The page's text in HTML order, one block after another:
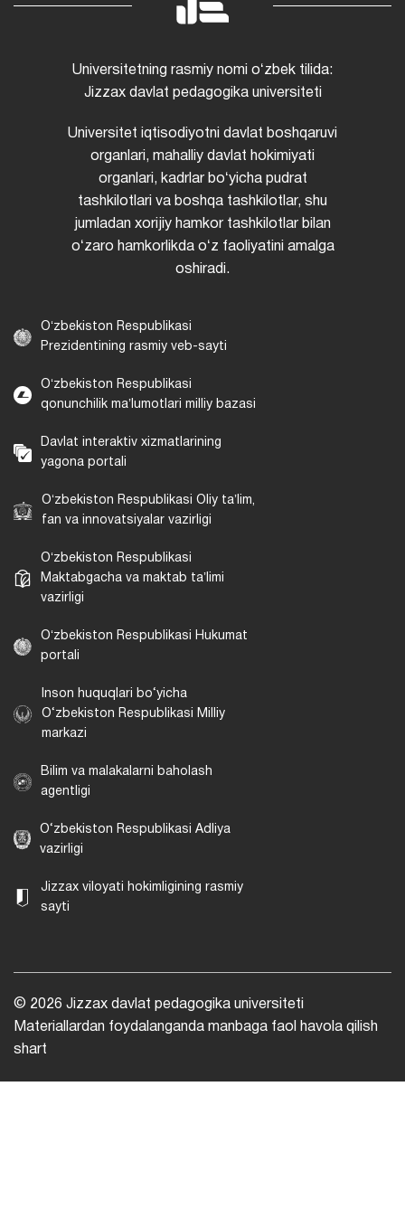
Universitetning rasmiy nomi oʻzbek tilida:
Jizzax davlat pedagogika universiteti
Universitet iqtisodiyotni davlat boshqaruvi
organlari, mahalliy davlat hokimiyati
organlari, kadrlar boʻyicha pudrat
tashkilotlari va boshqa tashkilotlar, shu
jumladan xorijiy hamkor tashkilotlar bilan
oʻzaro hamkorlikda oʻz faoliyatini amalga
oshiradi.
Oʻzbekiston Respublikasi
Prezidentining rasmiy veb-sayti
Oʻzbekiston Respublikasi
qonunchilik maʼlumotlari milliy bazasi
Davlat interaktiv xizmatlarining
yagona portali
Oʻzbekiston Respublikasi Oliy taʼlim,
fan va innovatsiyalar vazirligi
Oʻzbekiston Respublikasi
Maktabgacha va maktab taʼlimi
vazirligi
Oʻzbekiston Respublikasi Hukumat
portali
Inson huquqlari bo‘yicha
O‘zbekiston Respublikasi Milliy
markazi
Bilim va malakalarni baholash
agentligi
O‘zbekiston Respublikasi Adliya
vazirligi
Jizzax viloyati hokimligining rasmiy
sayti
© 2026 Jizzax davlat pedagogika universiteti
Materiallardan foydalanganda manbaga faol havola qilish
shart